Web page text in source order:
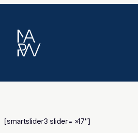
contenu
[smartslider3 slider= »17″]